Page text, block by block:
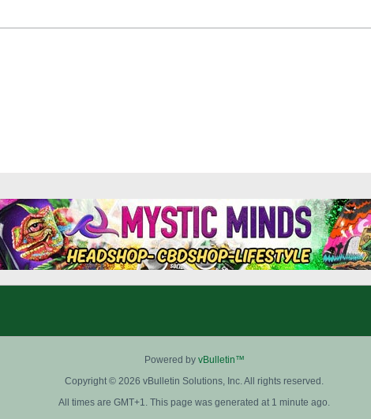
Powered by vBulletin™
Copyright © 2026 vBulletin Solutions, Inc. All rights reserved.
All times are GMT+1. This page was generated at 1 minute ago.